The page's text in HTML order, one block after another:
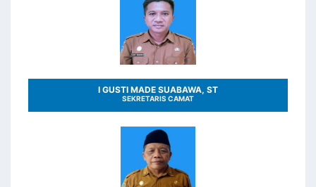
I GUSTI MADE SUABAWA, ST
SEKRETARIS CAMAT